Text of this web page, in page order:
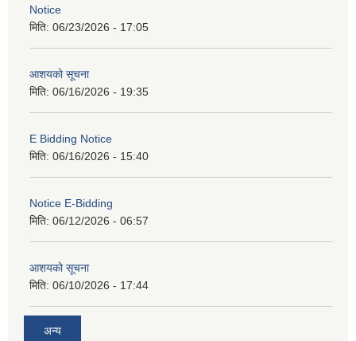
Notice
मिति: 06/23/2026 - 17:05
आशयको सूचना
मिति: 06/16/2026 - 19:35
E Bidding Notice
मिति: 06/16/2026 - 15:40
Notice E-Bidding
मिति: 06/12/2026 - 06:57
आशयको सूचना
मिति: 06/10/2026 - 17:44
अन्य